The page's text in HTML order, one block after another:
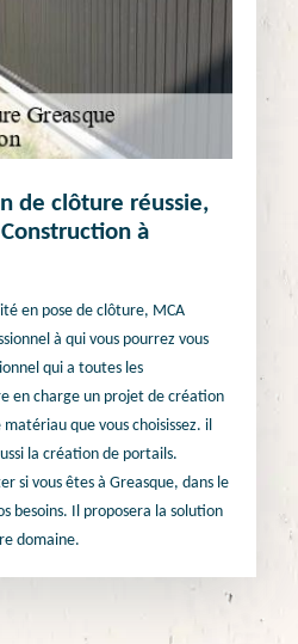
de clôture réussie,
à
en pose de clôture, MCA
à qui vous pourrez vous
qui a toutes les
en charge un projet de création
que vous choisissez. il
la création de portails.
si vous êtes à Greasque, dans le
besoins. Il proposera la solution
domaine.